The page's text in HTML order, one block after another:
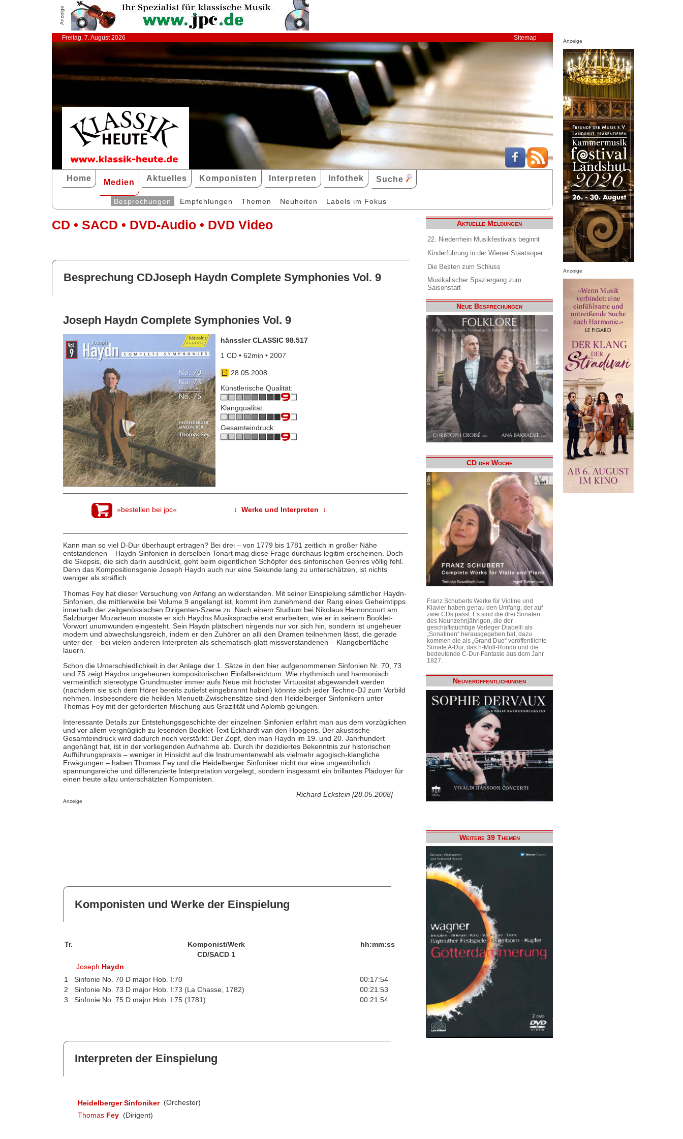
Anzeige
Freitag, 7. August 2026 Sitemap
Home Medien Aktuelles Komponisten Interpreten Infothek Suche
Besprechungen Empfehlungen Themen Neuheiten Labels im Fokus
CD • SACD • DVD-Audio • DVD Video
Besprechung CDJoseph Haydn Complete Symphonies Vol. 9
Joseph Haydn Complete Symphonies Vol. 9
hänssler CLASSIC 98.517
1 CD • 62min • 2007
28.05.2008
Künstlerische Qualität:
Klangqualität:
Gesamteindruck:
»bestellen bei jpc« ↓ Werke und Interpreten ↓
Kann man so viel D-Dur überhaupt ertragen? Bei drei – von 1779 bis 1781 zeitlich in großer Nähe
entstandenen – Haydn-Sinfonien in derselben Tonart mag diese Frage durchaus legitim erscheinen. Doch
die Skepsis, die sich darin ausdrückt, geht beim eigentlichen Schöpfer des sinfonischen Genres völlig fehl.
Denn das Kompositionsgenie Joseph Haydn auch nur eine Sekunde lang zu unterschätzen, ist nichts
weniger als sträflich.
Thomas Fey hat dieser Versuchung von Anfang an widerstanden. Mit seiner Einspielung sämtlicher Haydn-
Sinfonien, die mittlerweile bei Volume 9 angelangt ist, kommt ihm zunehmend der Rang eines Geheimtipps
innerhalb der zeitgenössischen Dirigenten-Szene zu. Nach einem Studium bei Nikolaus Harnoncourt am
Salzburger Mozarteum musste er sich Haydns Musiksprache erst erarbeiten, wie er in seinem Booklet-
Vorwort unumwunden eingesteht. Sein Haydn plätschert nirgends nur vor sich hin, sondern ist ungeheuer
modern und abwechslungsreich, indem er den Zuhörer an allí den Dramen teilnehmen lässt, die gerade
unter der – bei vielen anderen Interpreten als schematisch-glatt missverstandenen – Klangoberfläche
lauern.
Schon die Unterschiedlichkeit in der Anlage der 1. Sätze in den hier aufgenommenen Sinfonien Nr. 70, 73
und 75 zeigt Haydns ungeheuren kompositorischen Einfallsreichtum. Wie rhythmisch und harmonisch
vermeintlich stereotype Grundmuster immer aufs Neue mit höchster Virtuosität abgewandelt werden
(nachdem sie sich dem Hörer bereits zutiefst eingebrannt haben) könnte sich jeder Techno-DJ zum Vorbild
nehmen. Insbesondere die heiklen Menuett-Zwischensätze sind den Heidelberger Sinfonikern unter
Thomas Fey mit der geforderten Mischung aus Grazilität und Aplomb gelungen.
Interessante Details zur Entstehungsgeschichte der einzelnen Sinfonien erfährt man aus dem vorzüglichen
und vor allem vergnüglich zu lesenden Booklet-Text Eckhardt van den Hoogens. Der akustische
Gesamteindruck wird dadurch noch verstärkt: Der Zopf, den man Haydn im 19. und 20. Jahrhundert
angehängt hat, ist in der vorliegenden Aufnahme ab. Durch ihr dezidiertes Bekenntnis zur historischen
Aufführungspraxis – weniger in Hinsicht auf die Instrumentenwahl als vielmehr agogisch-klangliche
Erwägungen – haben Thomas Fey und die Heidelberger Sinfoniker nicht nur eine ungewöhnlich
spannungsreiche und differenzierte Interpretation vorgelegt, sondern insgesamt ein brillantes Plädoyer für
einen heute allzu unterschätzten Komponisten.
Richard Eckstein [28.05.2008]
Anzeige
Komponisten und Werke der Einspielung
Tr. Komponist/Werk
hh:mm:ss
CD/SACD 1
Joseph Haydn
1
Sinfonie No. 70 D major Hob. I:70
00:17:54
2
Sinfonie No. 73 D major Hob. I:73 (La Chasse, 1782)
00:21:53
3
Sinfonie No. 75 D major Hob. I:75 (1781) 00:21:54
Interpreten der Einspielung
Heidelberger Sinfoniker (Orchester)
Thomas Fey (Dirigent)
Aktuelle Meldungen
22. Niederrhein Musikfestivals beginnt
Kinderführung in der Wiener Staatsoper
Die Besten zum Schluss
Musikalischer Spaziergang zum
Saisonstart
Neue Besprechungen
CD der Woche
Franz Schuberts Werke für Violine und
Klavier haben genau den Umfang, der auf
zwei CDs passt. Es sind die drei Sonaten
des Neunzehnjährigen, die der
geschäftstüchtige Verleger Diabelli als
„Sonatinen“ herausgegeben hat, dazu
kommen die als „Grand Duo“ veröffentlichte
Sonate A-Dur, das h-Moll-Rondo und die
bedeutende C-Dur-Fantasie aus dem Jahr
1827.
Neuveröffentlichungen
Weitere 39 Themen
Anzeige
Anzeige